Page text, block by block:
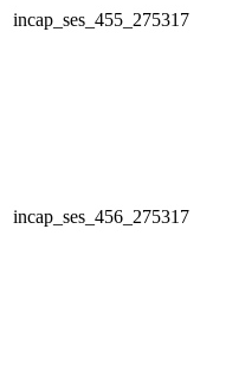
incap_ses_455_275317
incap_ses_456_275317